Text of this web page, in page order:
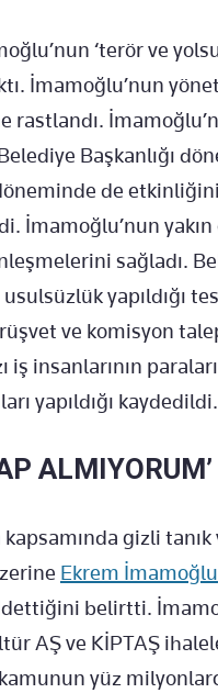
‘terör ve
İmamoğlu’nun
rastlandı.
Başkanlığı
de
İmamoğlu’nun yakın
sağladı.
usulsüzlük yapıldığı
ve komisyon
iş insanlarının
yapıldığı kaydedildi.
ALMIYORUM’
gizli tanık
Ekrem İmamoğlu
belirtti.
AŞ ve KİPTAŞ
yüz